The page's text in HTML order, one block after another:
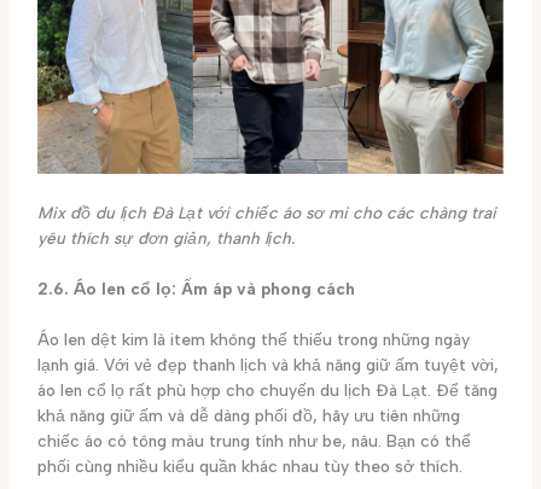
Mix đồ du lịch Đà Lạt với chiếc áo sơ mi cho các chàng trai
yêu thích sự đơn giản, thanh lịch.
2.6. Áo len cổ lọ: Ấm áp và phong cách
Áo len dệt kim là item không thể thiếu trong những ngày
lạnh giá. Với vẻ đẹp thanh lịch và khả năng giữ ấm tuyệt vời,
áo len cổ lọ rất phù hợp cho chuyến du lịch Đà Lạt. Để tăng
khả năng giữ ấm và dễ dàng phối đồ, hãy ưu tiên những
chiếc áo có tông màu trung tính như be, nâu. Bạn có thể
phối cùng nhiều kiểu quần khác nhau tùy theo sở thích.